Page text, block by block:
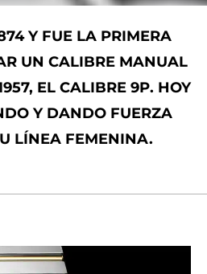
Y FUE LA PRIMERA
UN CALIBRE MANUAL
EL CALIBRE 9P. HOY
Y DANDO FUERZA
LÍNEA FEMENINA.